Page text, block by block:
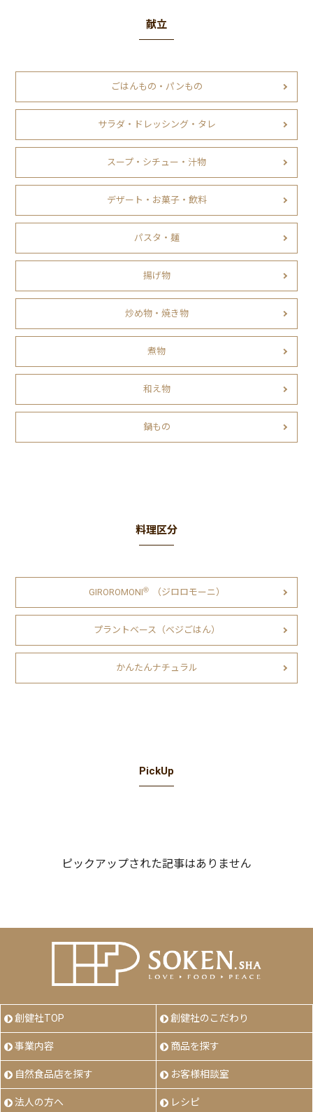
献立
ごはんもの・パンもの
サラダ・ドレッシング・タレ
スープ・シチュー・汁物
デザート・お菓子・飲料
パスタ・麺
揚げ物
炒め物・焼き物
煮物
和え物
鍋もの
料理区分
GIROROMONIⓇ （ジロロモーニ）
プラントベース（ベジごはん）
かんたんナチュラル
PickUp
ピックアップされた記事はありません
創健社TOP 創健社のこだわり
事業内容 商品を探す
自然食品店を探す お客様相談室
法人の方へ レシピ